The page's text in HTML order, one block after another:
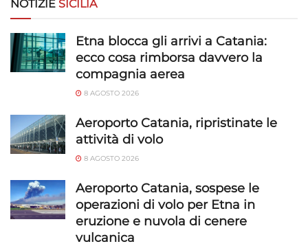
richieste attivamente.
Garantire la sicurezza, prevenire e
rilevare frodi, correggere errori, Erogare
e presentare pubblicità e contenuto,
Salvare e comunicare le scelte sulla
NOTIZIE SICILIA
Etna blocca gli arrivi a Catania:
ecco cosa rimborsa davvero la
compagnia aerea
8 AGOSTO 2026
Aeroporto Catania, ripristinate le
attività di volo
8 AGOSTO 2026
Aeroporto Catania, sospese le
operazioni di volo per Etna in
eruzione e nuvola di cenere
vulcanica